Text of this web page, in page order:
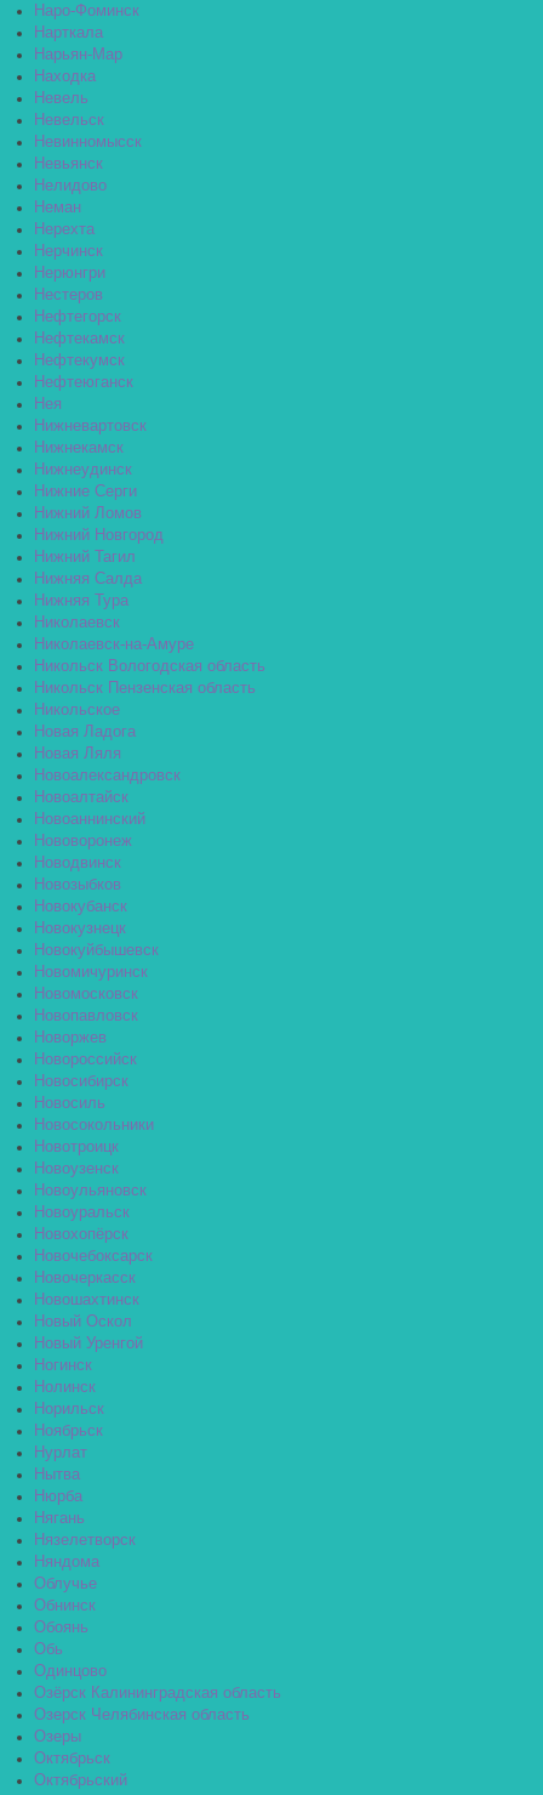
Наро-Фоминск
Нарткала
Нарьян-Мар
Находка
Невель
Невельск
Невинномысск
Невьянск
Нелидово
Неман
Нерехта
Нерчинск
Нерюнгри
Нестеров
Нефтегорск
Нефтекамск
Нефтекумск
Нефтеюганск
Нея
Нижневартовск
Нижнекамск
Нижнеудинск
Нижние Серги
Нижний Ломов
Нижний Новгород
Нижний Тагил
Нижняя Салда
Нижняя Тура
Николаевск
Николаевск-на-Амуре
Никольск Вологодская область
Никольск Пензенская область
Никольское
Новая Ладога
Новая Ляля
Новоалександровск
Новоалтайск
Новоаннинский
Нововоронеж
Новодвинск
Новозыбков
Новокубанск
Новокузнецк
Новокуйбышевск
Новомичуринск
Новомосковск
Новопавловск
Новоржев
Новороссийск
Новосибирск
Новосиль
Новосокольники
Новотроицк
Новоузенск
Новоульяновск
Новоуральск
Новохопёрск
Новочебоксарск
Новочеркасск
Новошахтинск
Новый Оскол
Новый Уренгой
Ногинск
Нолинск
Норильск
Ноябрьск
Нурлат
Нытва
Нюрба
Нягань
Нязелетворск
Няндома
Облучье
Обнинск
Обоянь
Обь
Одинцово
Озёрск Калининградская область
Озерск Челябинская область
Озеры
Октябрьск
Октябрьский